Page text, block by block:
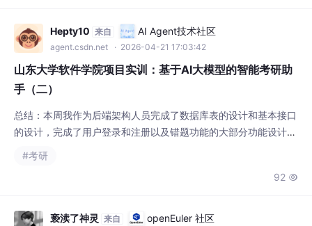
指标 同步互斥
Hepty10 来自 AI Agent技术社区
agent.csdn.net · 2026-04-21 17:03:42
山东大学软件学院项目实训：基于AI大模型的智能考研助
手（二）
总结：本周我作为后端架构人员完成了数据库表的设计和基本接口
的设计，完成了用户登录和注册以及错题功能的大部分功能设计，
的功能开发，包括用户注册和登录，以及基本错题本部分的开发。
我负责设计最基本的数据库表结构和接口。错题表，用于存储错题
#考研
92 
亵渎了神灵 来自 openEuler 社区